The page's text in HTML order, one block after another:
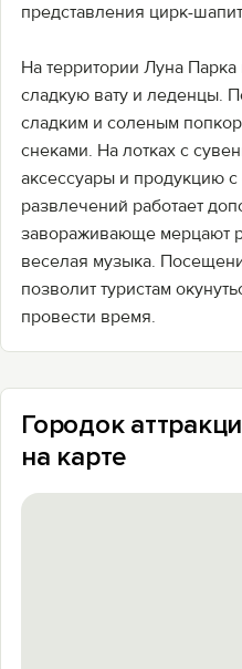
представления цирк-
На территории Луна
сладкую вату и леденцы.
сладким и соленым
снеками. На лотках с
аксессуары и продукцию
развлечений работает
завораживающе мерцают
веселая музыка.
позволит туристам
провести время.
Городок
на карте